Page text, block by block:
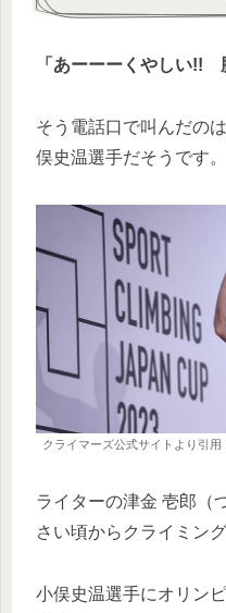
「あーーーくやしい!!
そう電話口で叫んだの
俣史温選手だそうです。
クライマーズ公式サイトより引用
ライターの津金 壱郎（
さい頃からクライミン
小俣史温選手にオリン